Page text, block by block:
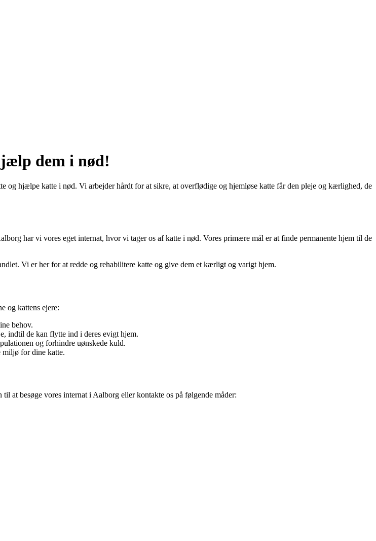
dem i nød!
og hjælpe katte i nød. Vi arbejder hårdt for at sikre, at overflødige og hjemløse katte får den pleje og kærlighed, de
har vi vores eget internat, hvor vi tager os af katte i nød. Vores primære mål er at finde permanente hjem til de
Vi er her for at redde og rehabilitere katte og give dem et kærligt og varigt hjem.
og kattens ejere:
behov.
indtil de kan flytte ind i deres evigt hjem.
og forhindre uønskede kuld.
miljø for dine katte.
at besøge vores internat i Aalborg eller kontakte os på følgende måder: